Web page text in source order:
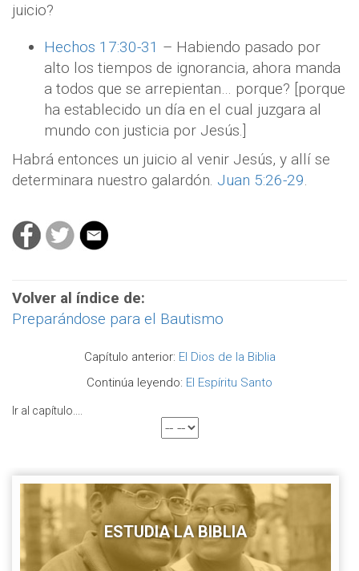
juicio?
Hechos 17:30-31 – Habiendo pasado por
alto los tiempos de ignorancia, ahora manda
a todos que se arrepientan… porque? [porque
ha establecido un día en el cual juzgara al
mundo con justicia por Jesús.]
Habrá entonces un juicio al venir Jesús, y allí se
determinara nuestro galardón. Juan 5:26-29.
Volver al índice de:
Preparándose para el Bautismo
Capítulo anterior: El Dios de la Biblia
Continúa leyendo: El Espíritu Santo
Ir al capítulo....
ESTUDIA LA BIBLIA